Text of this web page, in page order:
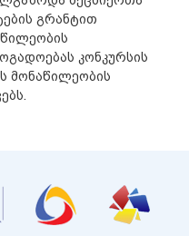
გრანტით
კონკურსის
მონაწილეობის